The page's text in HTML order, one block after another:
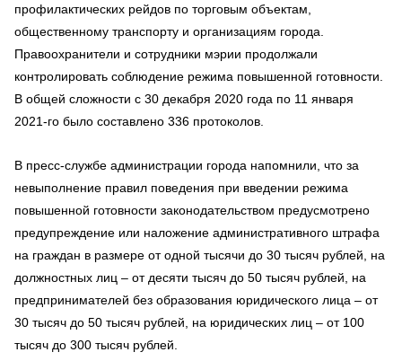
профилактических рейдов по торговым объектам,
общественному транспорту и организациям города.
Правоохранители и сотрудники мэрии продолжали
контролировать соблюдение режима повышенной готовности.
В общей сложности с 30 декабря 2020 года по 11 января
2021-го было составлено 336 протоколов.
В пресс-службе администрации города напомнили, что за
невыполнение правил поведения при введении режима
повышенной готовности законодательством предусмотрено
предупреждение или наложение административного штрафа
на граждан в размере от одной тысячи до 30 тысяч рублей, на
должностных лиц – от десяти тысяч до 50 тысяч рублей, на
предпринимателей без образования юридического лица – от
30 тысяч до 50 тысяч рублей, на юридических лиц – от 100
тысяч до 300 тысяч рублей.